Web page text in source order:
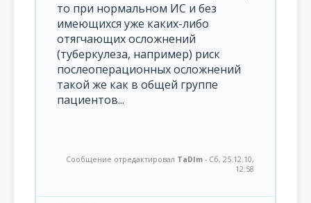
то при нормальном ИС и без
имеющихся уже каких-либо
отягчающих осложнений
(туберкулеза, например) риск
послеоперационных осложнений
такой же как в общей группе
пациентов...
Сообщение отредактировал TaDIm - Сб, 25.12.10,
12:58